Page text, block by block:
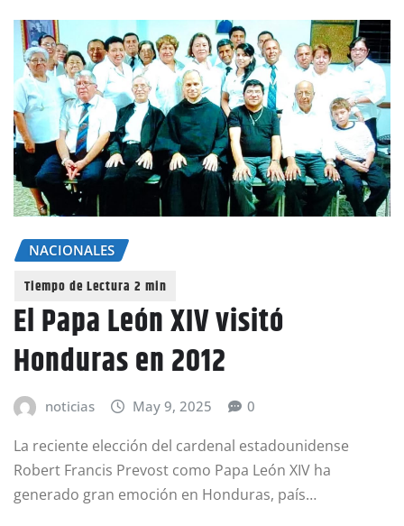
NACIONALES
El Papa León XIV visitó
Honduras en 2012
noticias May 9, 2025 0
La reciente elección del cardenal estadounidense
Robert Francis Prevost como Papa León XIV ha
generado gran emoción en Honduras, país…